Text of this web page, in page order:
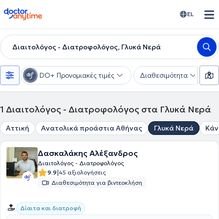
doctoranytime EL
Διαιτολόγος - Διατροφολόγος, Γλυκά Νερά
DO+ Προνομιακές τιμές Διαθεσιμότητα
1 Διαιτολόγος - Διατροφολόγος στα Γλυκά Νερά
Αττική Ανατολικά προάστια Αθήνας Γλυκά Νερά
Δασκαλάκης Αλέξανδρος
Διαιτολόγος - Διατροφολόγος
9.9|45 αξιολογήσεις
Διαθεσιμότητα για βιντεοκλήση
Δίαιτα και διατροφή